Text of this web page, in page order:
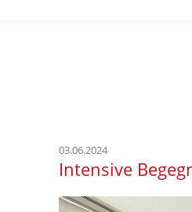
03.06.2024
Intensive